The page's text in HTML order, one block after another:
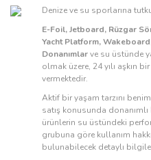
Denize ve su sporlarına
E-Foil, Jetboard, Rüzgar
Yacht Platform,
Donanımlarve su üstünde
olmak üzere, 24 yılı aşkın
vermektedir.
Aktif bir yaşam tarzını
satış konusunda
ürünlerin su üstündeki
grubuna göre kullanım
bulunabilecek detaylı